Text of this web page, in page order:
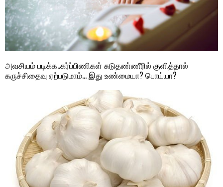
அவசியம் படிக்க..கர்ப்பிணிகள் சுடுதண்ணீரில் குளித்தால்
கருச்சிதைவு ஏற்படுமாம்… இது உண்மையா? பொய்யா?